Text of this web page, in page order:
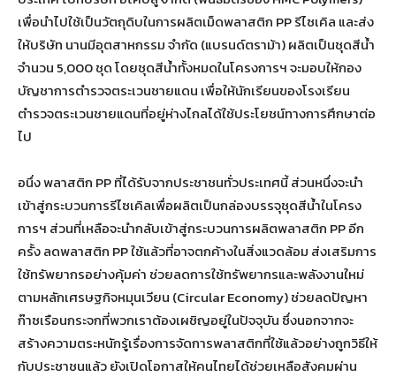
เพื่อนำไปใช้เป็นวัตถุดิบในการผลิตเม็ดพลาสติก PP รีไซเคิล และส่ง
ให้บริษัท นานมีอุตสาหกรรม จำกัด (แบรนด์ตราม้า) ผลิตเป็นชุดสีน้ำ
จำนวน 5,000 ชุด โดยชุดสีน้ำทั้งหมดในโครงการฯ จะมอบให้กอง
บัญชาการตำรวจตระเวนชายแดน เพื่อให้นักเรียนของโรงเรียน
ตำรวจตระเวนชายแดนที่อยู่ห่างไกลได้ใช้ประโยชน์ทางการศึกษาต่อ
ไป
อนึ่ง พลาสติก PP ที่ได้รับจากประชาชนทั่วประเทศนี้ ส่วนหนึ่งจะนำ
เข้าสู่กระบวนการรีไซเคิลเพื่อผลิตเป็นกล่องบรรจุชุดสีน้ำในโครง
การฯ ส่วนที่เหลือจะนำกลับเข้าสู่กระบวนการผลิตพลาสติก PP อีก
ครั้ง ลดพลาสติก PP ใช้แล้วที่อาจตกค้างในสิ่งแวดล้อม ส่งเสริมการ
ใช้ทรัพยากรอย่างคุ้มค่า ช่วยลดการใช้ทรัพยากรและพลังงานใหม่
ตามหลักเศรษฐกิจหมุนเวียน (Circular Economy) ช่วยลดปัญหา
ก๊าซเรือนกระจกที่พวกเราต้องเผชิญอยู่ในปัจจุบัน ซึ่งนอกจากจะ
สร้างความตระหนักรู้เรื่องการจัดการพลาสติกที่ใช้แล้วอย่างถูกวิธีให้
กับประชาชนแล้ว ยังเปิดโอกาสให้คนไทยได้ช่วยเหลือสังคมผ่าน